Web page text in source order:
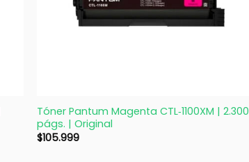
Tóner Pantum Magenta CTL‑1100XM | 2.300
págs. | Original
$105.999